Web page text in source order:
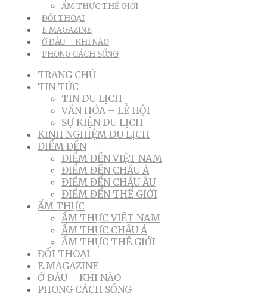
ẨM THỰC THẾ GIỚI
ĐỐI THOẠI
E.MAGAZINE
Ở ĐÂU – KHI NÀO
PHONG CÁCH SỐNG
TRANG CHỦ
TIN TỨC
TIN DU LỊCH
VĂN HÓA – LỄ HỘI
SỰ KIỆN DU LỊCH
KINH NGHIỆM DU LỊCH
ĐIỂM ĐẾN
ĐIỂM ĐẾN VIỆT NAM
ĐIỂM ĐẾN CHÂU Á
ĐIỂM ĐẾN CHÂU ÂU
ĐIỂM ĐẾN THẾ GIỚI
ẨM THỰC
ẨM THỰC VIỆT NAM
ẨM THỰC CHÂU Á
ẨM THỰC THẾ GIỚI
ĐỐI THOẠI
E.MAGAZINE
Ở ĐÂU – KHI NÀO
PHONG CÁCH SỐNG